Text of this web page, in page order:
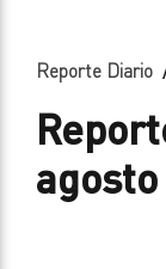
Reporte Diario